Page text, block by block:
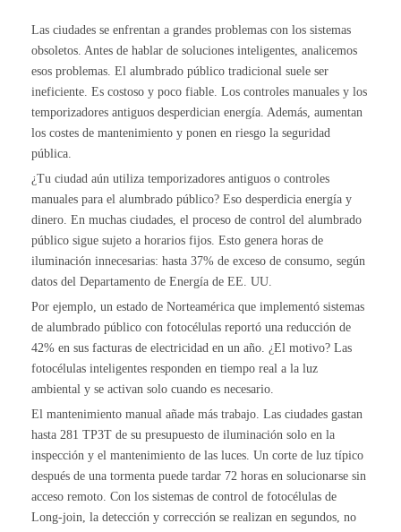
Las ciudades se enfrentan a grandes problemas con los sistemas
obsoletos. Antes de hablar de soluciones inteligentes, analicemos
esos problemas. El alumbrado público tradicional suele ser
ineficiente. Es costoso y poco fiable. Los controles manuales y los
temporizadores antiguos desperdician energía. Además, aumentan
los costes de mantenimiento y ponen en riesgo la seguridad
pública.
¿Tu ciudad aún utiliza temporizadores antiguos o controles
manuales para el alumbrado público? Eso desperdicia energía y
dinero. En muchas ciudades, el proceso de control del alumbrado
público sigue sujeto a horarios fijos. Esto genera horas de
iluminación innecesarias: hasta 37% de exceso de consumo, según
datos del Departamento de Energía de EE. UU.
Por ejemplo, un estado de Norteamérica que implementó sistemas
de alumbrado público con fotocélulas reportó una reducción de
42% en sus facturas de electricidad en un año. ¿El motivo? Las
fotocélulas inteligentes responden en tiempo real a la luz
ambiental y se activan solo cuando es necesario.
El mantenimiento manual añade más trabajo. Las ciudades gastan
hasta 281 TP3T de su presupuesto de iluminación solo en la
inspección y el mantenimiento de las luces. Un corte de luz típico
después de una tormenta puede tardar 72 horas en solucionarse sin
acceso remoto. Con los sistemas de control de fotocélulas de
Long-join, la detección y corrección se realizan en segundos, no